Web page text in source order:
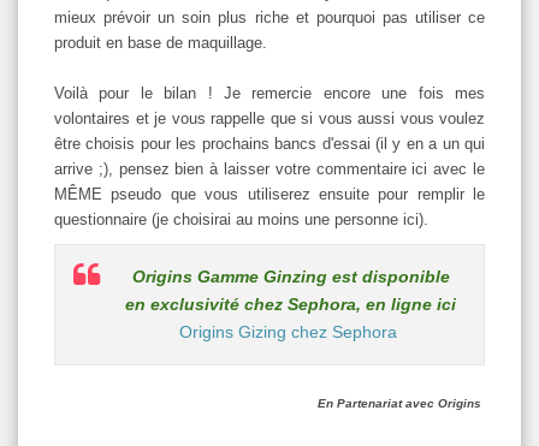
mieux prévoir un soin plus riche et pourquoi pas utiliser ce
produit en base de maquillage.
Voilà pour le bilan ! Je remercie encore une fois mes
volontaires et je vous rappelle que si vous aussi vous voulez
être choisis pour les prochains bancs d'essai (il y en a un qui
arrive ;), pensez bien à laisser votre commentaire ici avec le
MÊME pseudo que vous utiliserez ensuite pour remplir le
questionnaire (je choisirai au moins une personne ici).
Origins Gamme Ginzing est disponible
en exclusivité chez Sephora, en ligne ici
Origins Gizing chez Sephora
En Partenariat avec Origins